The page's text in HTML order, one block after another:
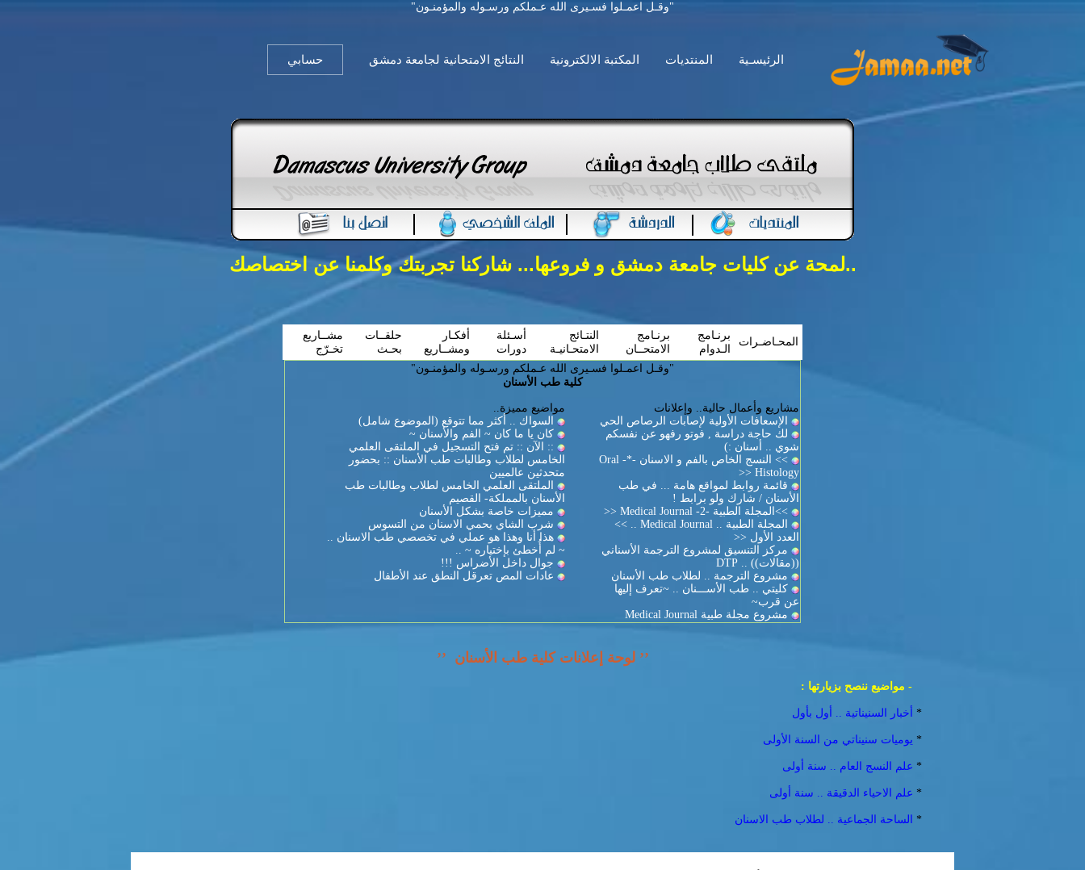
"وقـل اعمـلوا فسـيرى الله عـملكم ورسـوله والمؤمنـون"
الرئيسـية المنتديات المكتبة الالكترونية النتائج الامتحانية لجامعة دمشق حسابي
..لمحة عن كليات جامعة دمشق و فروعها... شاركنا تجربتك وكلمنا عن اختصاصك
المحـاضـرات
برنـامج
الـدوام
برنـامج
الامتحــان
النتـائج
الامتحـانيـة
أسـئلة
دورات
أفكـار
ومشــاريع
حلقــات
بحـث
مشــاريع
تخـرّج
"وقـل اعمـلوا فسـيرى الله عـملكم ورسـوله والمؤمنـون"
كلية طب الأسنان
مشاريع وأعمال حالية.. وإعلانات
الإسعافات الأولية لإصابات الرصاص الحي
لك حاجة دراسة , فوتو رفهو عن نفسكم
شوي .. أسنان :)
>> النسج الخاص بالفم و الاسنان -*- Oral
Histology <<
قائمة روابط لمواقع هامة ... في طب
الأسنان / شارك ولو برابط !
>>المجلة الطبية -2- Medical Journal <<
المجلة الطبية .. Medical Journal .. >>
العدد الأول <<
مركز التنسيق لمشروع الترجمة الأسناني
((مقالات)) .. DTP
مشروع الترجمة .. لطلاب طب الأسنان
كليتي .. طب الأســـنان .. ~تعرف إليها
عن قرب~
مشروع مجلة طبية Medical Journal
مواضيع مميزة..
السواك .. أكثر مما تتوقع (الموضوع شامل)
كان يا ما كان ~ الفم والأسنان ~
:: الآن :: تم فتح التسجيل في الملتقى العلمي
الخامس لطلاب وطالبات طب الأسنان :: بحضور
متحدثين عالميين
الملتقى العلمي الخامس لطلاب وطالبات طب
الأسنان بالمملكة- القصيم
مميزات خاصة بشكل الأسنان
شرب الشاي يحمي الاسنان من التسوس
هذا أنا وهذا هو عملي في تخصصي طب الاسنان ..
~ لم أُخطئ بإختياره ~ ..
جوال داخل الأضراس !!!
عادات المص تعرقل النطق عند الأطفال
’’ لوحة إعلانات كلية طب الأسنان ’’
- مواضيع ننصح بزيارتها :
* أخبار السنيناتية .. أول بأول
* يوميات سنيناتي من السنة الأولى
* علم النسج العام .. سنة أولى
* علم الاحياء الدقيقة .. سنة أولى
* الساحة الجماعية .. لطلاب طب الاسنان